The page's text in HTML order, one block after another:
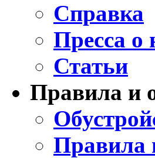
Справка
Пресса о
Статьи
Правила и
Правила